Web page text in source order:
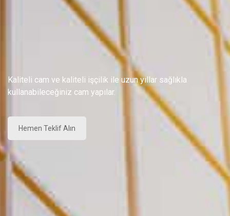
Kaliteli cam ve kaliteli işçilik ile uzun yıllar sağlıkla
kullanabileceğiniz cam yapılar.
Hemen Teklif Alın